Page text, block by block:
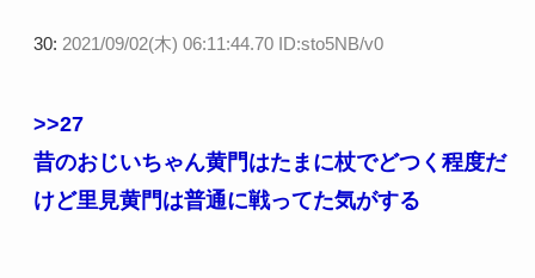
30: 2021/09/02(木) 06:11:44.70 ID:sto5NB/v0
>>27
昔のおじいちゃん黄門はたまに杖でどつく程度だ
けど里見黄門は普通に戦ってた気がする